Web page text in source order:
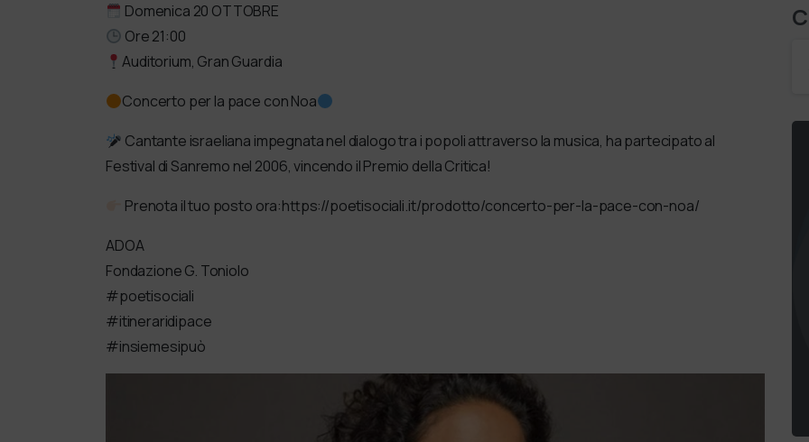
Domenica 20 OTTOBRE
Ore 21:00
Auditorium, Gran Guardia
Concerto per la pace con Noa
Cantante israeliana impegnata nel dialogo tra i popoli attraverso la musica, ha partecipato al
Festival di Sanremo nel 2006, vincendo il Premio della Critica!
Prenota il tuo posto ora:https://poetisociali.it/prodotto/concerto-per-la-pace-con-noa/
ADOA
Fondazione G. Toniolo
#poetisociali
#itineraridipace
#insiemesipuò